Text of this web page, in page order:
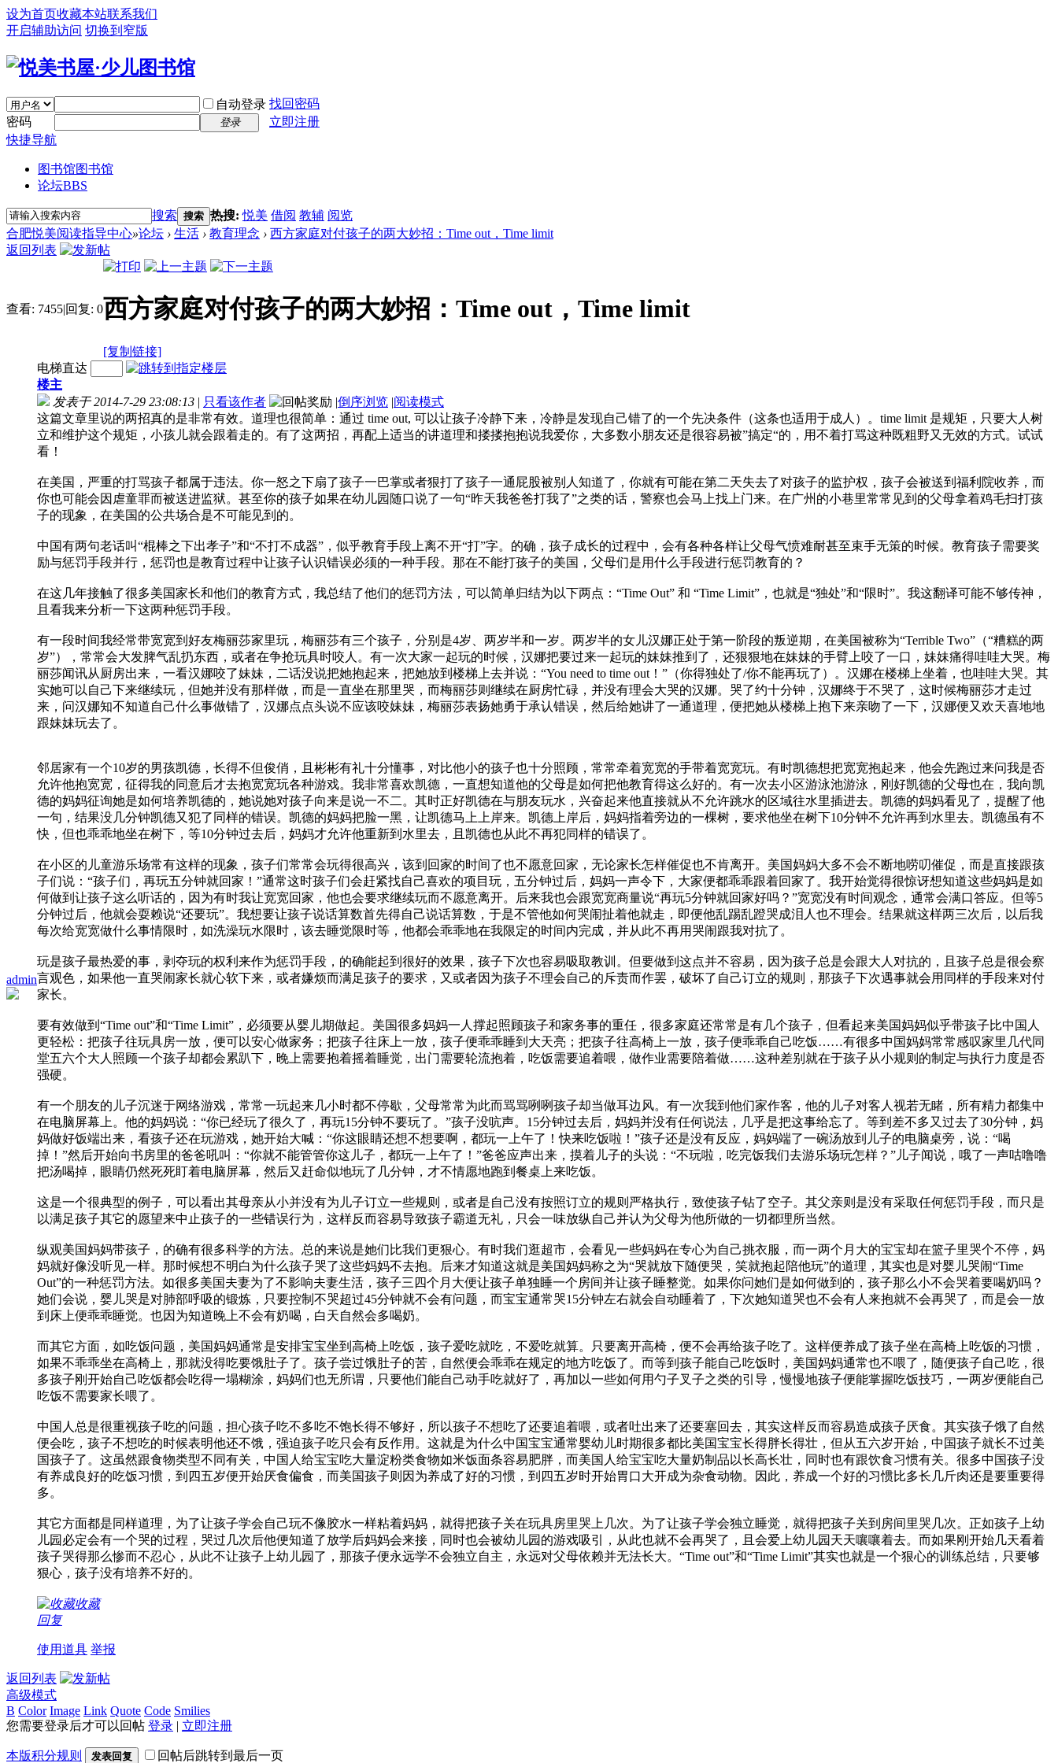
设为首页收藏本站联系我们
开启辅助访问 切换到窄版
自动登录 找回密码
密码
登录
立即注册
快捷导航
图书馆图书馆
论坛BBS
搜索 搜索 热搜:悦美 借阅 教辅 阅览
合肥悦美阅读指导中心»论坛 › 生活 › 教育理念 › 西方家庭对付孩子的两大妙招：Time out，Time limit
返回列表
查看: 7455|回复: 0西方家庭对付孩子的两大妙招：Time out，Time limit
[复制链接]
admin
电梯直达
楼主
发表于 2014-7-29 23:08:13 | 只看该作者 |倒序浏览 |阅读模式
这篇文章里说的两招真的是非常有效。道理也很简单：通过 time out, 可以让孩子冷静下来，冷静是发现自己错了的一个先决条件（这条也适用于成人）。time limit 是规矩，只要大人树
立和维护这个规矩，小孩儿就会跟着走的。有了这两招，再配上适当的讲道理和搂搂抱抱说我爱你，大多数小朋友还是很容易被”搞定“的，用不着打骂这种既粗野又无效的方式。试试
看！
在美国，严重的打骂孩子都属于违法。你一怒之下扇了孩子一巴掌或者狠打了孩子一通屁股被别人知道了，你就有可能在第二天失去了对孩子的监护权，孩子会被送到福利院收养，而
你也可能会因虐童罪而被送进监狱。甚至你的孩子如果在幼儿园随口说了一句“昨天我爸爸打我了”之类的话，警察也会马上找上门来。在广州的小巷里常常见到的父母拿着鸡毛扫打孩
子的现象，在美国的公共场合是不可能见到的。
中国有两句老话叫“棍棒之下出孝子”和“不打不成器”，似乎教育手段上离不开“打”字。的确，孩子成长的过程中，会有各种各样让父母气愤难耐甚至束手无策的时候。教育孩子需要奖
励与惩罚手段并行，惩罚也是教育过程中让孩子认识错误必须的一种手段。那在不能打孩子的美国，父母们是用什么手段进行惩罚教育的？
在这几年接触了很多美国家长和他们的教育方式，我总结了他们的惩罚方法，可以简单归结为以下两点：“Time Out” 和 “Time Limit”，也就是“独处”和“限时”。我这翻译可能不够传神，
且看我来分析一下这两种惩罚手段。
有一段时间我经常带宽宽到好友梅丽莎家里玩，梅丽莎有三个孩子，分别是4岁、两岁半和一岁。两岁半的女儿汉娜正处于第一阶段的叛逆期，在美国被称为“Terrible Two”（“糟糕的两
岁”），常常会大发脾气乱扔东西，或者在争抢玩具时咬人。有一次大家一起玩的时候，汉娜把要过来一起玩的妹妹推到了，还狠狠地在妹妹的手臂上咬了一口，妹妹痛得哇哇大哭。梅
丽莎闻讯从厨房出来，一看汉娜咬了妹妹，二话没说把她抱起来，把她放到楼梯上去并说：“You need to time out！”（你得独处了/你不能再玩了）。汉娜在楼梯上坐着，也哇哇大哭。其
实她可以自己下来继续玩，但她并没有那样做，而是一直坐在那里哭，而梅丽莎则继续在厨房忙碌，并没有理会大哭的汉娜。哭了约十分钟，汉娜终于不哭了，这时候梅丽莎才走过
来，问汉娜知不知道自己什么事做错了，汉娜点点头说不应该咬妹妹，梅丽莎表扬她勇于承认错误，然后给她讲了一通道理，便把她从楼梯上抱下来亲吻了一下，汉娜便又欢天喜地地
跟妹妹玩去了。
邻居家有一个10岁的男孩凯德，长得不但俊俏，且彬彬有礼十分懂事，对比他小的孩子也十分照顾，常常牵着宽宽的手带着宽宽玩。有时凯德想把宽宽抱起来，他会先跑过来问我是否
允许他抱宽宽，征得我的同意后才去抱宽宽玩各种游戏。我非常喜欢凯德，一直想知道他的父母是如何把他教育得这么好的。有一次去小区游泳池游泳，刚好凯德的父母也在，我向凯
德的妈妈征询她是如何培养凯德的，她说她对孩子向来是说一不二。其时正好凯德在与朋友玩水，兴奋起来他直接就从不允许跳水的区域往水里插进去。凯德的妈妈看见了，提醒了他
一句，结果没几分钟凯德又犯了同样的错误。凯德的妈妈把脸一黑，让凯德马上上岸来。凯德上岸后，妈妈指着旁边的一棵树，要求他坐在树下10分钟不允许再到水里去。凯德虽有不
快，但也乖乖地坐在树下，等10分钟过去后，妈妈才允许他重新到水里去，且凯德也从此不再犯同样的错误了。
在小区的儿童游乐场常有这样的现象，孩子们常常会玩得很高兴，该到回家的时间了也不愿意回家，无论家长怎样催促也不肯离开。美国妈妈大多不会不断地唠叨催促，而是直接跟孩
子们说：“孩子们，再玩五分钟就回家！”通常这时孩子们会赶紧找自己喜欢的项目玩，五分钟过后，妈妈一声令下，大家便都乖乖跟着回家了。我开始觉得很惊讶想知道这些妈妈是如
何做到让孩子这么听话的，因为有时我让宽宽回家，他也会要求继续玩而不愿意离开。后来我也会跟宽宽商量说“再玩5分钟就回家好吗？”宽宽没有时间观念，通常会满口答应。但等5
分钟过后，他就会耍赖说“还要玩”。我想要让孩子说话算数首先得自己说话算数，于是不管他如何哭闹扯着他就走，即便他乱踢乱蹬哭成泪人也不理会。结果就这样两三次后，以后我
每次给宽宽做什么事情限时，如洗澡玩水限时，该去睡觉限时等，他都会乖乖地在我限定的时间内完成，并从此不再用哭闹跟我对抗了。
玩是孩子最热爱的事，剥夺玩的权利来作为惩罚手段，的确能起到很好的效果，孩子下次也容易吸取教训。但要做到这点并不容易，因为孩子总是会跟大人对抗的，且孩子总是很会察
言观色，如果他一直哭闹家长就心软下来，或者嫌烦而满足孩子的要求，又或者因为孩子不理会自己的斥责而作罢，破坏了自己订立的规则，那孩子下次遇事就会用同样的手段来对付
家长。
要有效做到“Time out”和“Time Limit”，必须要从婴儿期做起。美国很多妈妈一人撑起照顾孩子和家务事的重任，很多家庭还常常是有几个孩子，但看起来美国妈妈似乎带孩子比中国人
更轻松：把孩子往玩具房一放，便可以安心做家务；把孩子往床上一放，孩子便乖乖睡到大天亮；把孩子往高椅上一放，孩子便乖乖自己吃饭……有很多中国妈妈常常感叹家里几代同
堂五六个大人照顾一个孩子却都会累趴下，晚上需要抱着摇着睡觉，出门需要轮流抱着，吃饭需要追着喂，做作业需要陪着做……这种差别就在于孩子从小规则的制定与执行力度是否
强硬。
有一个朋友的儿子沉迷于网络游戏，常常一玩起来几小时都不停歇，父母常常为此而骂骂咧咧孩子却当做耳边风。有一次我到他们家作客，他的儿子对客人视若无睹，所有精力都集中
在电脑屏幕上。他的妈妈说：“你已经玩了很久了，再玩15分钟不要玩了。”孩子没吭声。15分钟过去后，妈妈并没有任何说法，几乎是把这事给忘了。等到差不多又过去了30分钟，妈
妈做好饭端出来，看孩子还在玩游戏，她开始大喊：“你这眼睛还想不想要啊，都玩一上午了！快来吃饭啦！”孩子还是没有反应，妈妈端了一碗汤放到儿子的电脑桌旁，说：“喝
掉！”然后开始向书房里的爸爸吼叫：“你就不能管管你这儿子，都玩一上午了！”爸爸应声出来，摸着儿子的头说：“不玩啦，吃完饭我们去游乐场玩怎样？”儿子闻说，哦了一声咕噜噜
把汤喝掉，眼睛仍然死死盯着电脑屏幕，然后又赶命似地玩了几分钟，才不情愿地跑到餐桌上来吃饭。
这是一个很典型的例子，可以看出其母亲从小并没有为儿子订立一些规则，或者是自己没有按照订立的规则严格执行，致使孩子钻了空子。其父亲则是没有采取任何惩罚手段，而只是
以满足孩子其它的愿望来中止孩子的一些错误行为，这样反而容易导致孩子霸道无礼，只会一味放纵自己并认为父母为他所做的一切都理所当然。
纵观美国妈妈带孩子，的确有很多科学的方法。总的来说是她们比我们更狠心。有时我们逛超市，会看见一些妈妈在专心为自己挑衣服，而一两个月大的宝宝却在篮子里哭个不停，妈
妈就好像没听见一样。那时候想不明白为什么孩子哭了这些妈妈不去抱。后来才知道这就是美国妈妈称之为“哭就放下随便哭，笑就抱起陪他玩”的道理，其实也是对婴儿哭闹“Time
Out”的一种惩罚方法。如很多美国夫妻为了不影响夫妻生活，孩子三四个月大便让孩子单独睡一个房间并让孩子睡整觉。如果你问她们是如何做到的，孩子那么小不会哭着要喝奶吗？
她们会说，婴儿哭是对肺部呼吸的锻炼，只要控制不哭超过45分钟就不会有问题，而宝宝通常哭15分钟左右就会自动睡着了，下次她知道哭也不会有人来抱就不会再哭了，而是会一放
到床上便乖乖睡觉。也因为知道晚上不会有奶喝，白天自然会多喝奶。
而其它方面，如吃饭问题，美国妈妈通常是安排宝宝坐到高椅上吃饭，孩子爱吃就吃，不爱吃就算。只要离开高椅，便不会再给孩子吃了。这样便养成了孩子坐在高椅上吃饭的习惯，
如果不乖乖坐在高椅上，那就没得吃要饿肚子了。孩子尝过饿肚子的苦，自然便会乖乖在规定的地方吃饭了。而等到孩子能自己吃饭时，美国妈妈通常也不喂了，随便孩子自己吃，很
多孩子刚开始自己吃饭都会吃得一塌糊涂，妈妈们也无所谓，只要他们能自己动手吃就好了，再加以一些如何用勺子叉子之类的引导，慢慢地孩子便能掌握吃饭技巧，一两岁便能自己
吃饭不需要家长喂了。
中国人总是很重视孩子吃的问题，担心孩子吃不多吃不饱长得不够好，所以孩子不想吃了还要追着喂，或者吐出来了还要塞回去，其实这样反而容易造成孩子厌食。其实孩子饿了自然
便会吃，孩子不想吃的时候表明他还不饿，强迫孩子吃只会有反作用。这就是为什么中国宝宝通常婴幼儿时期很多都比美国宝宝长得胖长得壮，但从五六岁开始，中国孩子就长不过美
国孩子了。这虽然跟食物类型不同有关，中国人给宝宝吃大量淀粉类食物如米饭面条容易肥胖，而美国人给宝宝吃大量奶制品以长高长壮，同时也有跟饮食习惯有关。很多中国孩子没
有养成良好的吃饭习惯，到四五岁便开始厌食偏食，而美国孩子则因为养成了好的习惯，到四五岁时开始胃口大开成为杂食动物。因此，养成一个好的习惯比多长几斤肉还是要重要得
多。
其它方面都是同样道理，为了让孩子学会自己玩不像胶水一样粘着妈妈，就得把孩子关在玩具房里哭上几次。为了让孩子学会独立睡觉，就得把孩子关到房间里哭几次。正如孩子上幼
儿园必定会有一个哭的过程，哭过几次后他便知道了放学后妈妈会来接，同时也会被幼儿园的游戏吸引，从此也就不会再哭了，且会爱上幼儿园天天嚷嚷着去。而如果刚开始几天看着
孩子哭得那么惨而不忍心，从此不让孩子上幼儿园了，那孩子便永远学不会独立自主，永远对父母依赖并无法长大。“Time out”和“Time Limit”其实也就是一个狠心的训练总结，只要够
狠心，孩子没有培养不好的。
收藏
回复
使用道具 举报
返回列表
高级模式
B Color Image Link Quote Code Smilies
您需要登录后才可以回帖 登录 | 立即注册
本版积分规则 发表回复 回帖后跳转到最后一页